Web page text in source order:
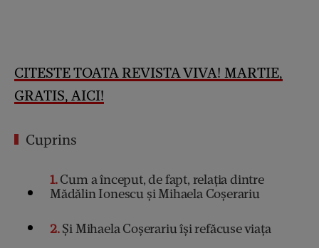
CITESTE TOATA REVISTA VIVA! MARTIE,
GRATIS, AICI!
Cuprins
1Cum a început, de fapt, relația dintre
Mădălin Ionescu și Mihaela Coșerariu
2Și Mihaela Coșerariu își refăcuse viața